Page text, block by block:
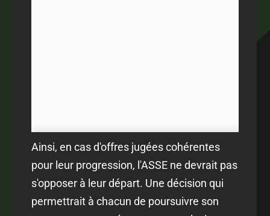
Ainsi, en cas d'offres jugées cohérentes
pour leur progression, l'ASSE ne devrait pas
s'opposer à leur départ. Une décision qui
permettrait à chacun de poursuivre son